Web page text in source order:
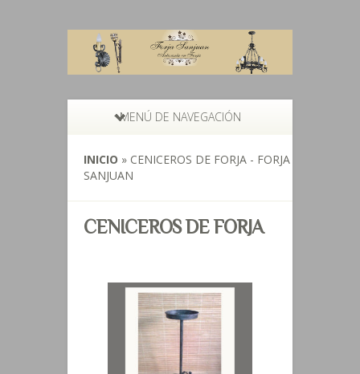
MENÚ DE NAVEGACIÓN
INICIO » CENICEROS DE FORJA - FORJA
SANJUAN
CENICEROS DE FORJA